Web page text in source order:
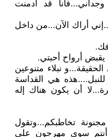
قد أدمنت
أراك الآن...من داخل
أرواح أحبتي.
نبلاء متنوعين
هي القداسة
أن يكون هناك إله
تخاطبكم...وتقول
أنتم سوى مهرجون على